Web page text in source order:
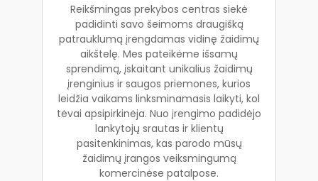
Reikšmingas prekybos centras siekė
padidinti savo šeimoms draugišką
patrauklumą įrengdamas vidinę žaidimų
aikštelę. Mes pateikėme išsamų
sprendimą, įskaitant unikalius žaidimų
įrenginius ir saugos priemones, kurios
leidžia vaikams linksminamasis laikyti, kol
tėvai apsipirkinėja. Nuo įrengimo padidėjo
lankytojų srautas ir klientų
pasitenkinimas, kas parodo mūsų
žaidimų įrangos veiksmingumą
komercinėse patalpose.